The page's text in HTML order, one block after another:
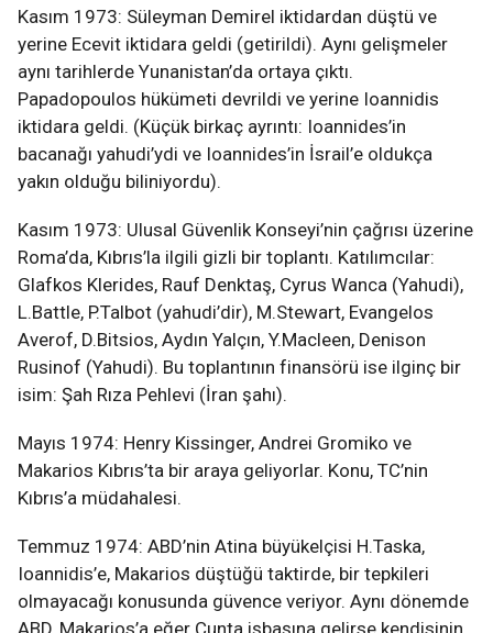
Kasım 1973: Süleyman Demirel iktidardan düştü ve
yerine Ecevit iktidara geldi (getirildi). Aynı gelişmeler
aynı tarihlerde Yunanistan’da ortaya çıktı.
Papadopoulos hükümeti devrildi ve yerine Ioannidis
iktidara geldi. (Küçük birkaç ayrıntı: Ioannides’in
bacanağı yahudi’ydi ve Ioannides’in İsrail’e oldukça
yakın olduğu biliniyordu).
Kasım 1973: Ulusal Güvenlik Konseyi’nin çağrısı üzerine
Roma’da, Kıbrıs’la ilgili gizli bir toplantı. Katılımcılar:
Glafkos Klerides, Rauf Denktaş, Cyrus Wanca (Yahudi),
L.Battle, P.Talbot (yahudi’dir), M.Stewart, Evangelos
Averof, D.Bitsios, Aydın Yalçın, Y.Macleen, Denison
Rusinof (Yahudi). Bu toplantının finansörü ise ilginç bir
isim: Şah Rıza Pehlevi (İran şahı).
Mayıs 1974: Henry Kissinger, Andrei Gromiko ve
Makarios Kıbrıs’ta bir araya geliyorlar. Konu, TC’nin
Kıbrıs’a müdahalesi.
Temmuz 1974: ABD’nin Atina büyükelçisi H.Taska,
Ioannidis’e, Makarios düştüğü taktirde, bir tepkileri
olmayacağı konusunda güvence veriyor. Aynı dönemde
ABD, Makarios’a eğer Cunta işbaşına gelirse kendisinin